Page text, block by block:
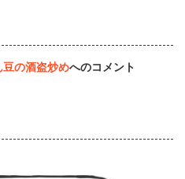
豆の酒盗炒めへのコメント